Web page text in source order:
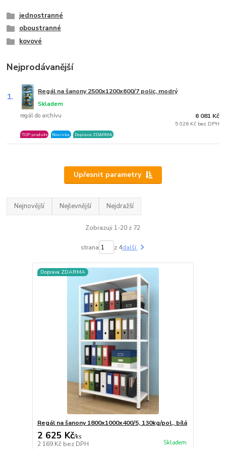
jednostranné
oboustranné
kovové
Nejprodávanější
1. Regál na šanony 2500x1200x600/7 polic, modrý
regál do archívu
Skladem
TOP produkt Novinka Doprava ZDARMA
6 081 Kč
5 026 Kč bez DPH
Upřesnit parametry
Nejnovější Nejlevnější Nejdražší
Zobrazuji 1-20 z 72
strana z 4další
Doprava ZDARMA
Regál na šanony 1800x1000x400/5, 130kg/pol., bílá
2 625 Kč/ks
2 169 Kč bez DPH Skladem